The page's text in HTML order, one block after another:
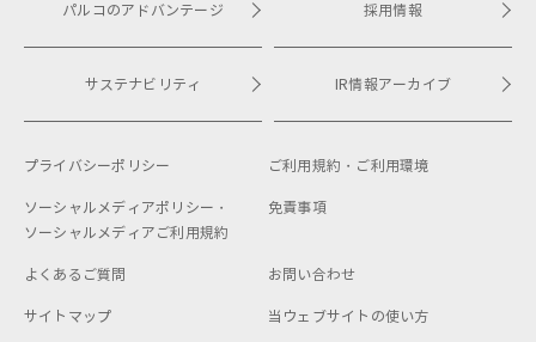
パルコのアドバンテージ
サステナビリティ
採用情報
IR情報アーカイブ
プライバシーポリシー ご利用規約・ ご利用環境
ソーシャルメディアポリシー・
ソーシャルメディアご利用規約
免責事項
よくあるご質問 お問い合わせ
サイトマップ 当ウェブサイトの使い方